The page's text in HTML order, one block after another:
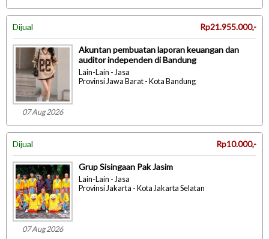
Dijual Rp21.955.000,-
07 Aug 2026
Akuntan pembuatan laporan keuangan dan
auditor independen di Bandung
Lain-Lain - Jasa
Provinsi Jawa Barat - Kota Bandung
Dijual Rp10.000,-
07 Aug 2026
Grup Sisingaan Pak Jasim
Lain-Lain - Jasa
Provinsi Jakarta - Kota Jakarta Selatan